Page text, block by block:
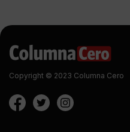
Copyright © 2023 Columna Cero